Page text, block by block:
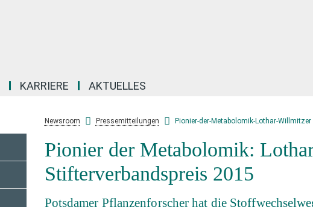
KARRIERE AKTUELLES
Newsroom Pressemitteilungen Pionier-der-Metabolomik-Lothar-Willmitzer
Pionier der Metabolomik:
Stifterverbandspreis 2015
Potsdamer Pflanzenforscher hat die